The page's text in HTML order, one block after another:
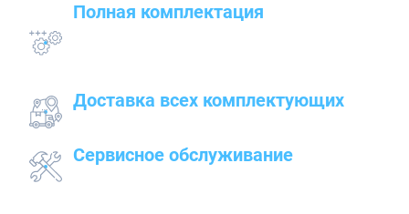
Полная комплектация
Доставка всех комплектующих
Сервисное обслуживание